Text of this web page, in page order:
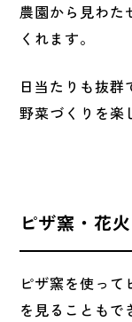
農園から見わた
くれます。
日当たりも抜群
野菜づくりを楽
ピザ窯・花
ピザ窯を使っ
を見ることもで